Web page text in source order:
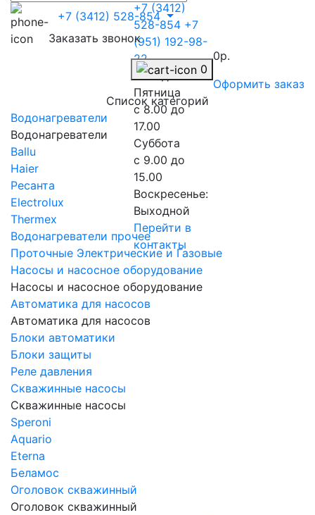
+7 (3412)
528-854 +7
(951) 192-98-
22
Понедельник-
Пятница
с 8.00 до
17.00
Суббота
с 9.00 до
15.00
Воскресенье:
Выходной
Перейти в
контакты
+7 (3412) 528-854
Заказать звонок
0
0р.
Оформить заказ
Список категорий
Водонагреватели
Водонагреватели
Ballu
Haier
Ресанта
Electrolux
Thermex
Водонагреватели прочее
Проточные Электрические и Газовые
Насосы и насосное оборудование
Насосы и насосное оборудование
Автоматика для насосов
Автоматика для насосов
Блоки автоматики
Блоки защиты
Реле давления
Скважинные насосы
Скважинные насосы
Speroni
Aquario
Eterna
Беламос
Оголовок скважинный
Оголовок скважинный